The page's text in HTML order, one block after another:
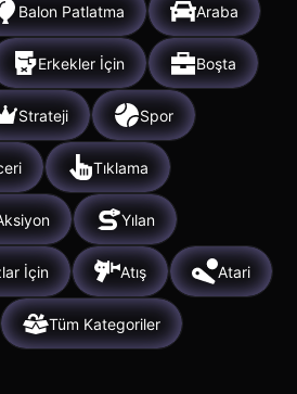
Balon Patlatma Araba
Erkekler İçin Boşta
Strateji Spor
Tıklama
Yılan
İçin Atış Atari
Tüm Kategoriler